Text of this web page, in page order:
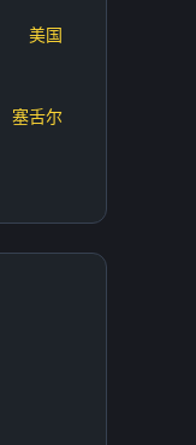
美国
塞舌尔